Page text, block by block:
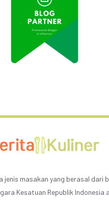
jenis masakan yang berasal dari
Kesatuan Republik Indonesia